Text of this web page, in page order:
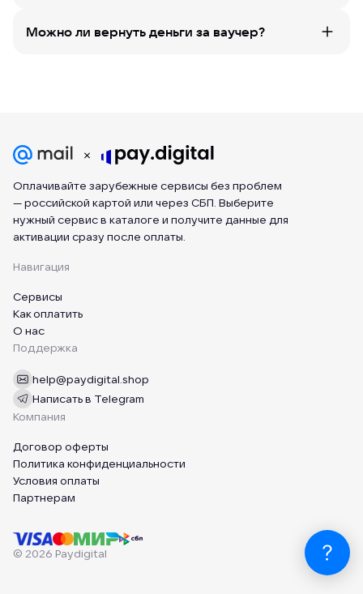
Можно ли вернуть деньги за ваучер?
Оплачивайте зарубежные сервисы без проблем
— российской картой или через СБП. Выберите
нужный сервис в каталоге и получите данные для
активации сразу после оплаты.
Навигация
Сервисы
Как оплатить
О нас
Поддержка
help@paydigital.shop
Написать в Telegram
Компания
Договор оферты
Политика конфиденциальности
Условия оплаты
Партнерам
© 2026 Paydigital